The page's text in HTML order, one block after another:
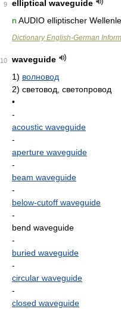
9
elliptical waveguide
n AUDIO elliptischer
Dictionary English-German
10
waveguide
1) волновод
2) световод, светопровод
•
-
acoustic waveguide
-
aperture waveguide
-
beam waveguide
-
below-cutoff waveguide
-
bend waveguide
-
buried waveguide
-
circular waveguide
-
closed waveguide